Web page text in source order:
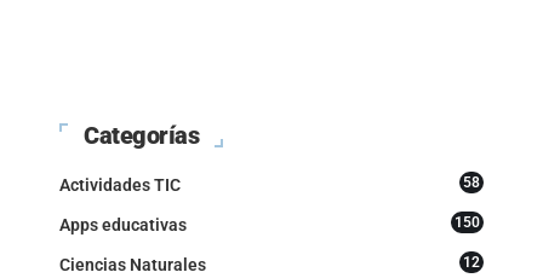
Categorías
Actividades TIC 58
Apps educativas 150
Ciencias Naturales 12